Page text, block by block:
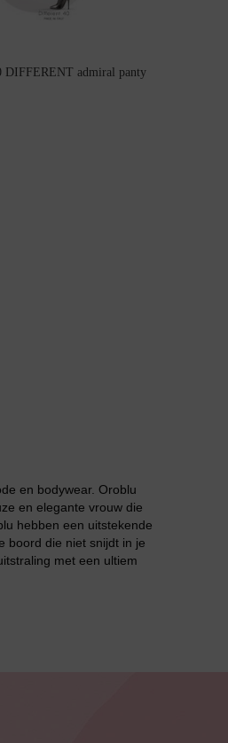
DIFFERENT admiral panty
en bodywear. Oroblu
en elegante vrouw die
hebben een uitstekende
boord die niet snijdt in je
met een ultiem